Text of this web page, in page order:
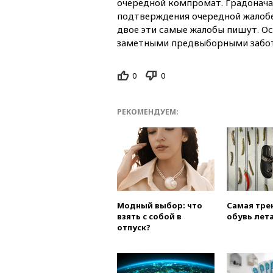
подтверждения очередной
двое эти самые жалобы пишут.
заметными предвыборными
0 0
РЕКОМЕНДУЕМ:
Модный выбор: что
взять с собой в
отпуск?
Самая
обувь